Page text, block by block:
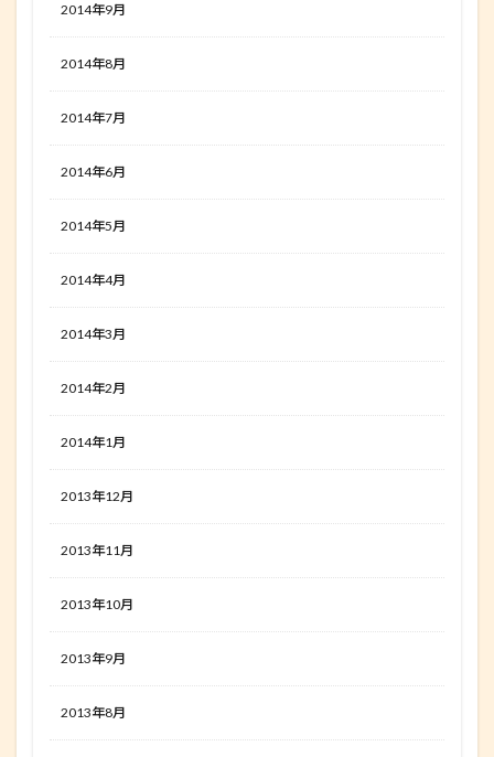
2014年9月
2014年8月
2014年7月
2014年6月
2014年5月
2014年4月
2014年3月
2014年2月
2014年1月
2013年12月
2013年11月
2013年10月
2013年9月
2013年8月